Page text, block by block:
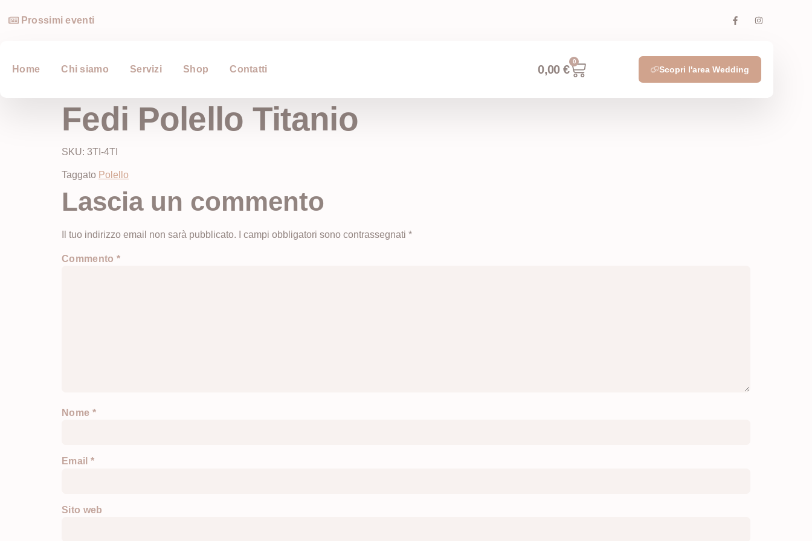
Prossimi eventi
Home Chi siamo Servizi Shop Contatti 0,00 €
0
Scopri l'area Wedding
Fedi Polello Titanio
SKU: 3TI-4TI
Taggato Polello
Lascia un commento
Il tuo indirizzo email non sarà pubblicato. I campi obbligatori sono contrassegnati *
Commento *
Nome *
Email *
Sito web